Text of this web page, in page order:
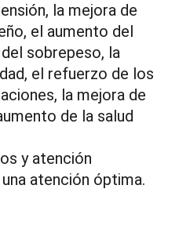
la mejora de
el aumento del
sobrepeso, la
el refuerzo de los
la mejora de
de la salud
y atención
atención óptima.